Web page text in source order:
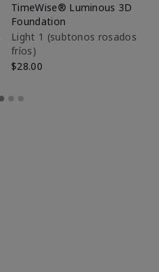
TimeWise® Luminous 3D
Foundation
Light 1​ (subtonos rosados
fríos)
$28.00